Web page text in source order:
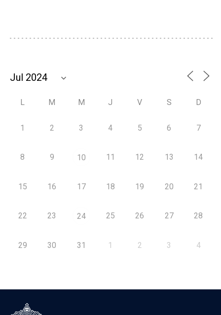
L M M J V S D
1 2 3 4 5 6 7
8 9 10 11 12 13 14
15 16 17 18 19 20 21
22 23 24 25 26 27 28
29 30 31 1 2 3 4